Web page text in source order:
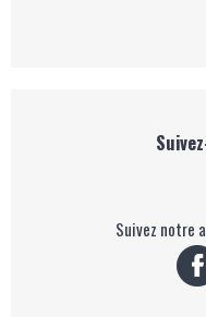
Suivez notre